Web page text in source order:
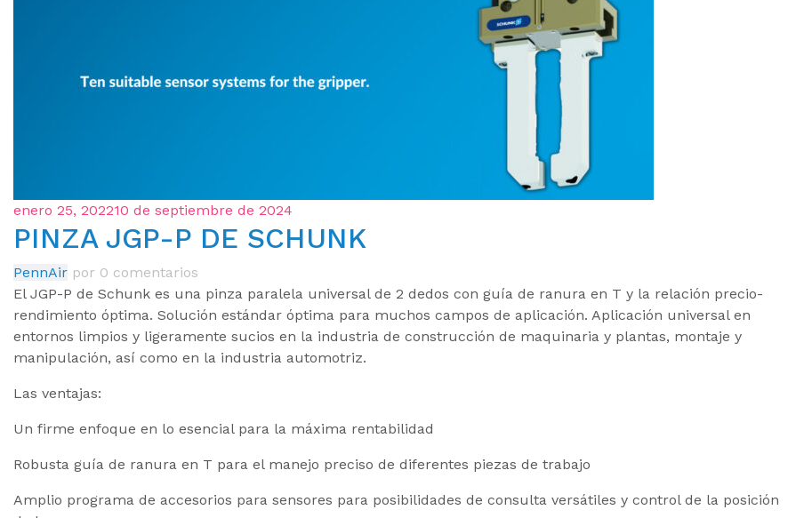
enero 25, 202210 de septiembre de 2024
PINZA JGP-P DE SCHUNK
PennAir por 0 comentarios
El JGP-P de Schunk es una pinza paralela universal de 2 dedos con guía de ranura en T y la relación precio-
rendimiento óptima. Solución estándar óptima para muchos campos de aplicación. Aplicación universal en
entornos limpios y ligeramente sucios en la industria de construcción de maquinaria y plantas, montaje y
manipulación, así como en la industria automotriz.
Las ventajas:
Un firme enfoque en lo esencial para la máxima rentabilidad
Robusta guía de ranura en T para el manejo preciso de diferentes piezas de trabajo
Amplio programa de accesorios para sensores para posibilidades de consulta versátiles y control de la posición